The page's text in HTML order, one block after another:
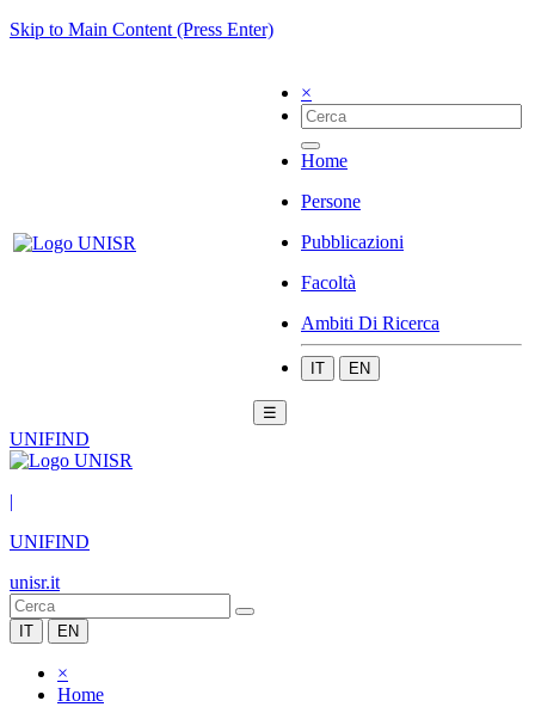
Skip to Main Content (Press Enter)
×
Home
Persone
Pubblicazioni
Facoltà
Ambiti Di Ricerca
IT EN
☰
UNIFIND
|
UNIFIND
unisr.it
IT EN
×
Home